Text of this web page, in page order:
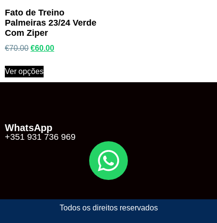
Fato de Treino
Palmeiras 23/24 Verde
Com Ziper
€70.00 €60.00
Ver opções
WhatsApp
+351 931 736 969
Todos os direitos reservados